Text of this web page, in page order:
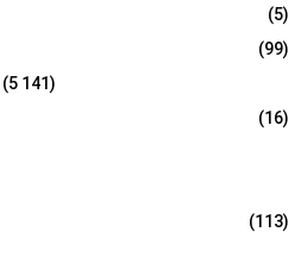
(5)
(99)
(5 141)
(16)
(113)